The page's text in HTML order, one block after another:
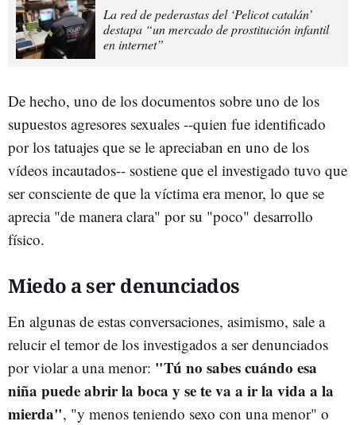
La red de pederastas del ‘Pelicot catalán’
destapa “un mercado de prostitución infantil
en internet”
De hecho, uno de los documentos sobre uno de los
supuestos agresores sexuales --quien fue identificado
por los tatuajes que se le apreciaban en uno de los
vídeos incautados-- sostiene que el investigado tuvo que
ser consciente de que la víctima era menor, lo que se
aprecia "de manera clara" por su "poco" desarrollo
físico.
Miedo a ser denunciados
En algunas de estas conversaciones, asimismo, sale a
relucir el temor de los investigados a ser denunciados
por violar a una menor: "Tú no sabes cuándo esa
niña puede abrir la boca y se te va a ir la vida a la
mierda", "y menos teniendo sexo con una menor" o